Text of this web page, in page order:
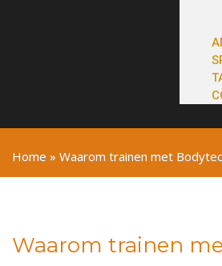
Home » Waarom trainen met
Waarom trainen